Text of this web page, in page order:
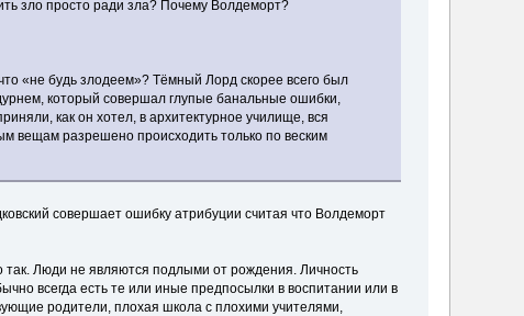
зло просто ради зла? Почему Волдеморт?
«не будь злодеем»? Тёмный Лорд скорее всего был
который совершал глупые банальные ошибки,
как он хотел, в архитектурное училище, вся
вещам разрешено происходить только по веским
совершает ошибку атрибуции считая что Волдеморт
так. Люди не являются подлыми от рождения. Личность
всегда есть те или иные предпосылки в воспитании или в
родители, плохая школа с плохими учителями,